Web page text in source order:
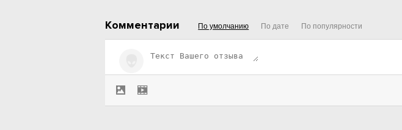
Комментарии По умолчанию По дате По популярности